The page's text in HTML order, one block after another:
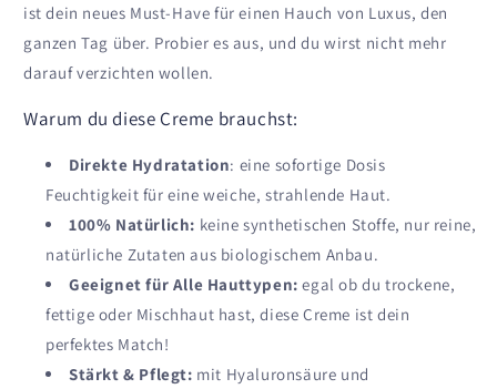
ist dein neues Must-Have für einen Hauch von Luxus, den
ganzen Tag über. Probier es aus, und du wirst nicht mehr
darauf verzichten wollen.
Warum du diese Creme brauchst:
Direkte Hydratation: eine sofortige Dosis
Feuchtigkeit für eine weiche, strahlende Haut.
100% Natürlich: keine synthetischen Stoffe, nur reine,
natürliche Zutaten aus biologischem Anbau.
Geeignet für Alle Hauttypen: egal ob du trockene,
fettige oder Mischhaut hast, diese Creme ist dein
perfektes Match!
Stärkt & Pflegt: mit Hyaluronsäure und